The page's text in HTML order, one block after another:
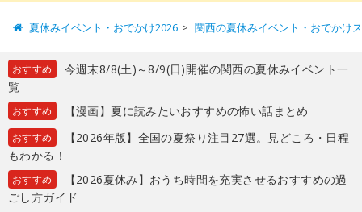
夏休みイベント・おでかけ2026 関西の夏休みイベント・おでかけ
おすすめ
今週末8/8(土)～8/9(日)開催の関西の夏休みイベント一
覧
おすすめ 【漫画】夏に読みたいおすすめの怖い話まとめ
おすすめ
【2026年版】全国の夏祭り注目27選。見どころ・日程
もわかる！
おすすめ
【2026夏休み】おうち時間を充実させるおすすめの過
ごし方ガイド